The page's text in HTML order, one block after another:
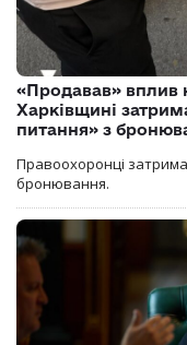
«Продавав» вплив
Харківщині
питання» з
Правоохоронці
бронювання.